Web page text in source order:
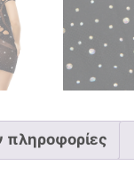
πληροφορίες